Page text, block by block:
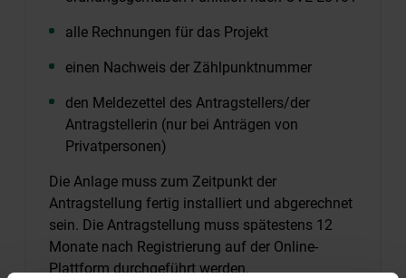
alle Rechnungen für das Projekt
einen Nachweis der Zählpunktnummer
den Meldezettel des Antragstellers/der
Antragstellerin (nur bei Anträgen von
Privatpersonen)
Die Anlage muss zum Zeitpunkt der
Antragstellung fertig installiert und abgerechnet
sein. Die Antragstellung muss spätestens 12
Monate nach Registrierung auf der Online-
Plattform durchgeführt werden.